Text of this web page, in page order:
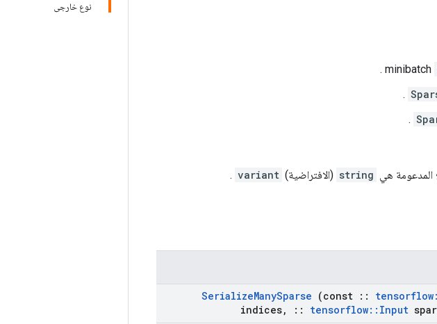
نوع خارجي
.
.
.
المدعومة هي string (الافتراضية) variant
.
SerializeManySparse (const :: tensorflow
indices, :: tensorflow:: Input